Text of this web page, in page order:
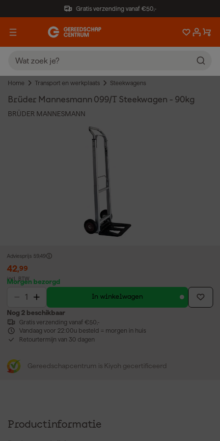
Gratis verzending vanaf €50,-
Home Transport en werkplaats Steekwagens
Brüder Mannesmann 099/T Steekwagen - 90kg
BRÜDER MANNESMANN
Adviesprijs 59,49
42,99
incl. BTW
Morgen bezorgd
In winkelwagen
Nog 2 beschikbaar
Gratis verzending vanaf €50,-
Vandaag voor 22:00u besteld = morgen in huis
Retourtermijn van 30 dagen
Gereedschapcentrum is Kiyoh gecertificeerd
Productinformatie